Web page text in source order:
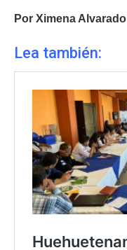
Por Ximena Alvarado
Lea también: